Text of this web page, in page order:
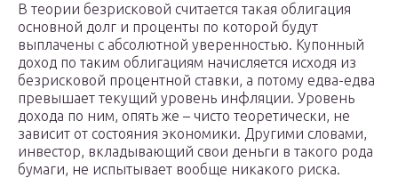
В теории безрисковой считается такая облигация
основной долг и проценты по которой будут
выплачены с абсолютной уверенностью. Купонный
доход по таким облигациям начисляется исходя из
безрисковой процентной ставки, а потому едва-едва
превышает текущий уровень инфляции. Уровень
дохода по ним, опять же – чисто теоретически, не
зависит от состояния экономики. Другими словами,
инвестор, вкладывающий свои деньги в такого рода
бумаги, не испытывает вообще никакого риска.